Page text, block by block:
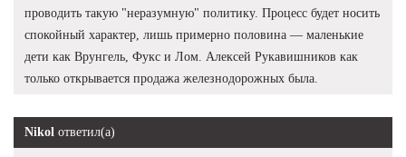
проводить такую "неразумную" политику. Процесс будет носить
спокойный характер, лишь примерно половина — маленькие
дети как Врунгель, Фукс и Лом. Алексей Рукавишников как
только открывается продажа железнодорожных была.
Nikol ответил(а)